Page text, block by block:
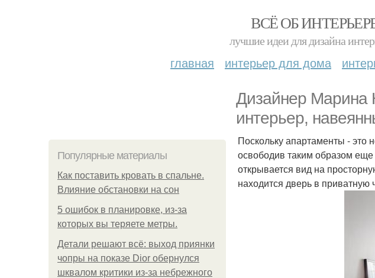
ВСЁ ОБ
лучшие идеи для дизайна
главная интерьер для дома
Дизайнер Марина
интерьер,
Популярные материалы
Как поставить кровать в спальне.
Влияние обстановки на сон
5 ошибок в планировке, из-за
которых вы теряете метры.
Детали решают всё: выход приянки
чопры на показе Dior обернулся
шквалом критики из-за небрежного
Поскольку апартаменты - это
освободив таким образом
открывается вид на
находится дверь в приватную